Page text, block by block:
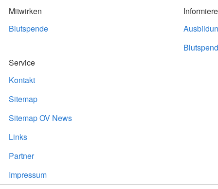
Mitwirken
Blutspende
Service
Kontakt
Sitemap
Sitemap OV News
Links
Partner
Impressum